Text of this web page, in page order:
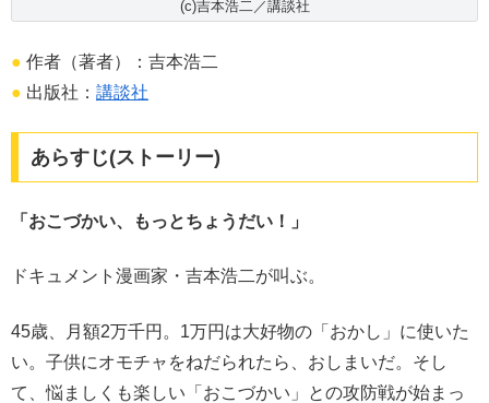
(c)吉本浩二／講談社
● 作者（著者）：吉本浩二
● 出版社： 講談社
あらすじ(ストーリー)
「おこづかい、もっとちょうだい！」
ドキュメント漫画家・吉本浩二が叫ぶ。
45歳、月額2万千円。1万円は大好物の「おかし」に使いた
い。子供にオモチャをねだられたら、おしまいだ。そし
て、悩ましくも楽しい「おこづかい」との攻防戦が始まっ